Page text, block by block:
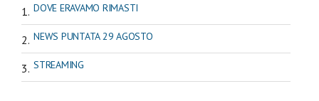
DOVE ERAVAMO RIMASTI
NEWS PUNTATA 29 AGOSTO
STREAMING